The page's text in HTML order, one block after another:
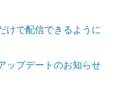
けで配信できるように
ップデートのお知らせ